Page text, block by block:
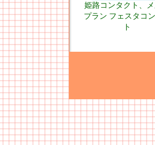
姫路コンタクト、
プラン フェスタコ
ト